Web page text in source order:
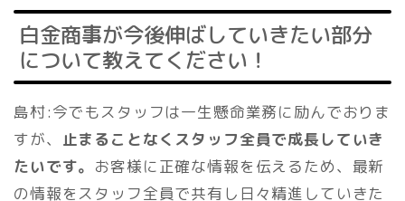
白金商事が今後伸ばしていきたい部分
について教えてください！
島村:今でもスタッフは一生懸命業務に励んでおりま
すが、 止まることなくスタッフ全員で成長していき
たいです。 お客様に正確な情報を伝えるため、最新
の情報をスタッフ全員で共有し日々精進していきた